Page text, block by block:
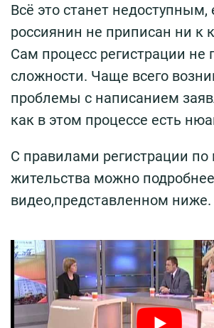
Всё это станет недоступным,
россиянин не приписан ни к
Сам процесс регистрации не
сложности. Чаще всего
проблемы с написанием
как в этом процессе есть
С правилами регистрации по
жительства можно
видео,представленном ниже.